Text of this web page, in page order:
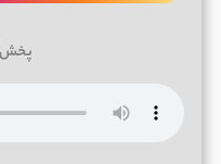
پخش